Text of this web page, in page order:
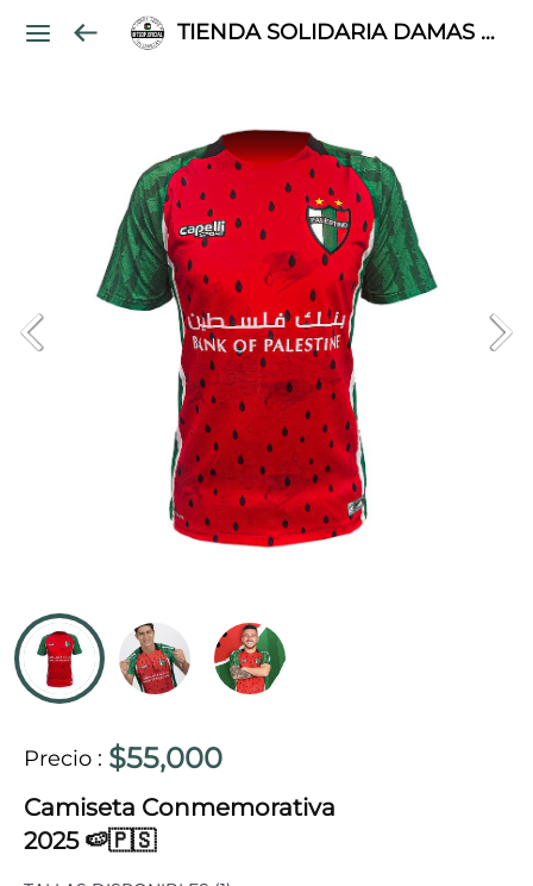
TIENDA SOLIDARIA DAMAS PALESTINAS
Precio : $55,000
Camiseta Conmemorativa
2025 🍉🇵🇸